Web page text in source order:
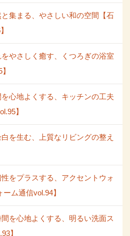
集まる、やさしい和の空間【石
やさしく癒す、くつろぎの浴室
心地よくする、キッチンの工夫
】
を生む、上質なリビングの整え
をプラスする、アクセントウォ
ム通信vol.94】
を心地よくする、明るい洗面ス
】